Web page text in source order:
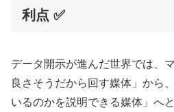
利点 ✅
データ開示が進んだ世界では、
良さそうだから回す媒体」から
いるのかを説明できる媒体」へ